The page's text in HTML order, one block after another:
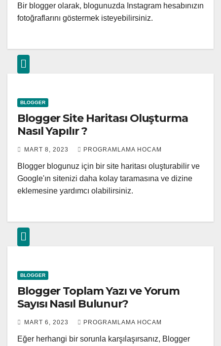
Bir blogger olarak, blogunuzda Instagram hesabınızın
fotoğraflarını göstermek isteyebilirsiniz.
BLOGGER
Blogger Site Haritası Oluşturma
Nasıl Yapılır ?
MART 8, 2023 PROGRAMLAMA HOCAM
Blogger blogunuz için bir site haritası oluşturabilir ve
Google'ın sitenizi daha kolay taramasına ve dizine
eklemesine yardımcı olabilirsiniz.
BLOGGER
Blogger Toplam Yazı ve Yorum
Sayısı Nasıl Bulunur?
MART 6, 2023 PROGRAMLAMA HOCAM
Eğer herhangi bir sorunla karşılaşırsanız, Blogger